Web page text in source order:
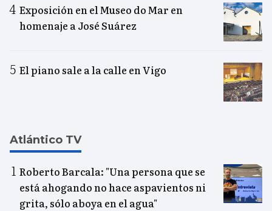
Exposición en el Museo do Mar en
homenaje a José Suárez
El piano sale a la calle en Vigo
Atlántico TV
Roberto Barcala: "Una persona que se
está ahogando no hace aspavientos ni
grita, sólo aboya en el agua"